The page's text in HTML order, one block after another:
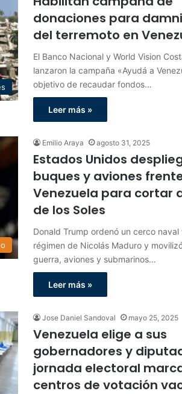
donaciones para
del terremoto en
El Banco Nacional y World Vision
lanzaron la campaña «Ayudá a
objetivo de recaudar fondos…
Leer más »
Emilio Araya agosto 31, 2025
Estados Unidos
buques y aviones
Venezuela para cortar
de los Soles
Donald Trump ordenó un cerco naval
régimen de Nicolás Maduro y
guerra, aviones y submarinos…
Leer más »
Jose Daniel Sandoval mayo 25, 2025
Venezuela elige a sus
gobernadores y
jornada electoral
centros de votación